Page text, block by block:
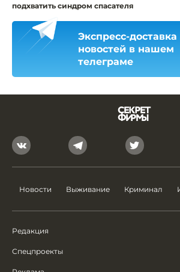
подхватить синдром спасателя
Экспресс-доставка
новостей в нашем
телеграме
Новости Выживание Криминал
Редакция
Спецпроекты